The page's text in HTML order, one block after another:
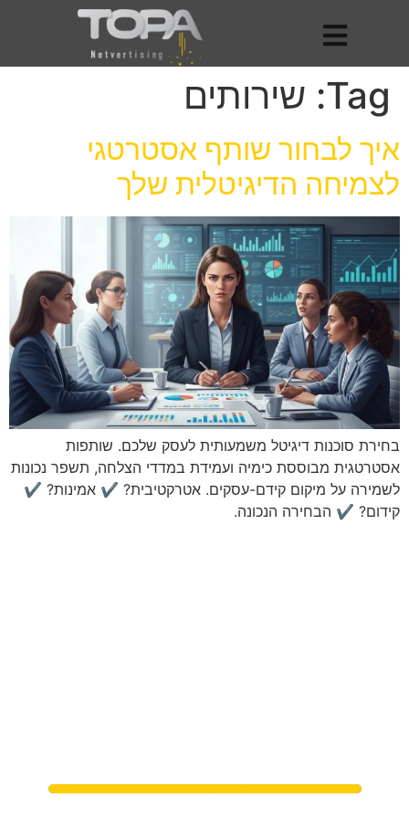
Tag: שירותים
איך לבחור שותף אסטרטגי
לצמיחה הדיגיטלית שלך
בחירת סוכנות דיגיטל משמעותית לעסק שלכם. שותפות
אסטרטגית מבוססת כימיה ועמידת במדדי הצלחה, תשפר נכונות
לשמירה על מיקום קידם-עסקים. אטרקטיבית? ✔ אמינות? ✔
קידום? ✔ הבחירה הנכונה.